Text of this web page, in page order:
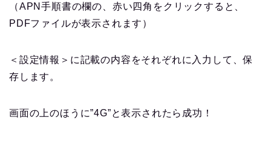
（APN手順書の欄の、赤い四角をクリックすると、
PDFファイルが表示されます）
＜設定情報＞に記載の内容をそれぞれに入力して、保
存します。
画面の上のほうに”4G”と表示されたら成功！